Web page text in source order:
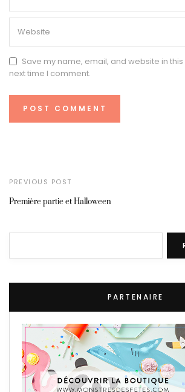
Save my name, email, and website in
next time I comment.
PREVIOUS POST
Première partie et Halloween
PARTENAIRE